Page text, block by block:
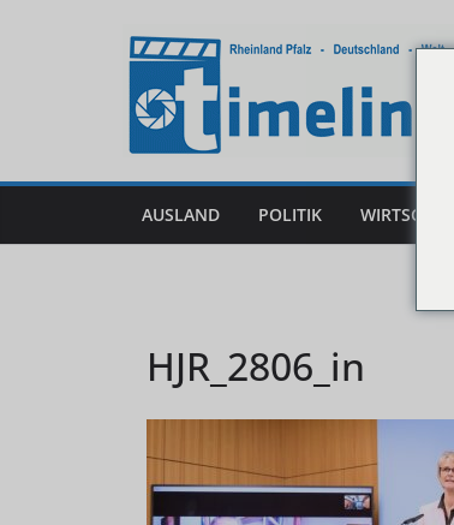
AUSLAND POLITIK WIRTSCHAFT
HJR_2806_in